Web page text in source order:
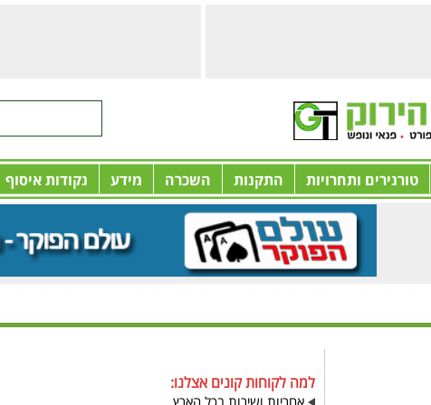
טורנירים ותחרויות התקנות השכרה מידע נקודות איסוף
למה לקוחות קונים אצלנו:
אחריות ושירות בכל הארץ